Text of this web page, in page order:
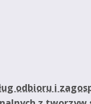
odbioru i